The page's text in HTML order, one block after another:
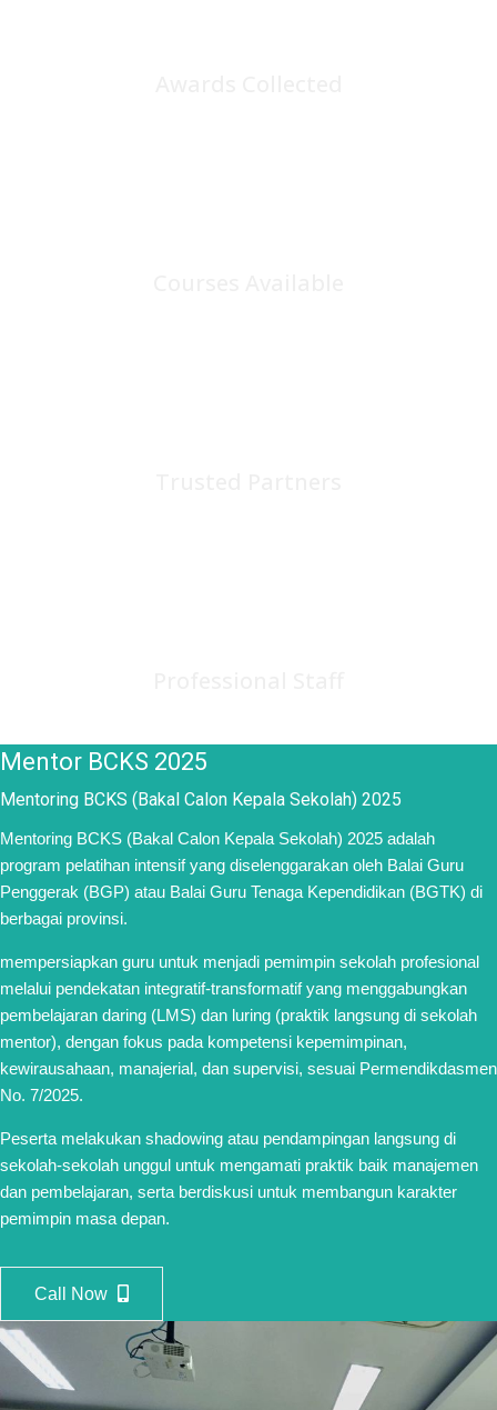
Mentor BCKS 2025
Mentoring BCKS (Bakal Calon Kepala Sekolah) 2025
Mentoring BCKS (Bakal Calon Kepala Sekolah) 2025 adalah
program pelatihan intensif yang diselenggarakan oleh Balai Guru
Penggerak (BGP) atau Balai Guru Tenaga Kependidikan (BGTK) di
berbagai provinsi.
mempersiapkan guru untuk menjadi pemimpin sekolah profesional
melalui pendekatan integratif-transformatif yang menggabungkan
pembelajaran daring (LMS) dan luring (praktik langsung di sekolah
mentor), dengan fokus pada kompetensi kepemimpinan,
kewirausahaan, manajerial, dan supervisi, sesuai Permendikdasmen
No. 7/2025.
Peserta melakukan shadowing atau pendampingan langsung di
sekolah-sekolah unggul untuk mengamati praktik baik manajemen
dan pembelajaran, serta berdiskusi untuk membangun karakter
pemimpin masa depan.
Call Now